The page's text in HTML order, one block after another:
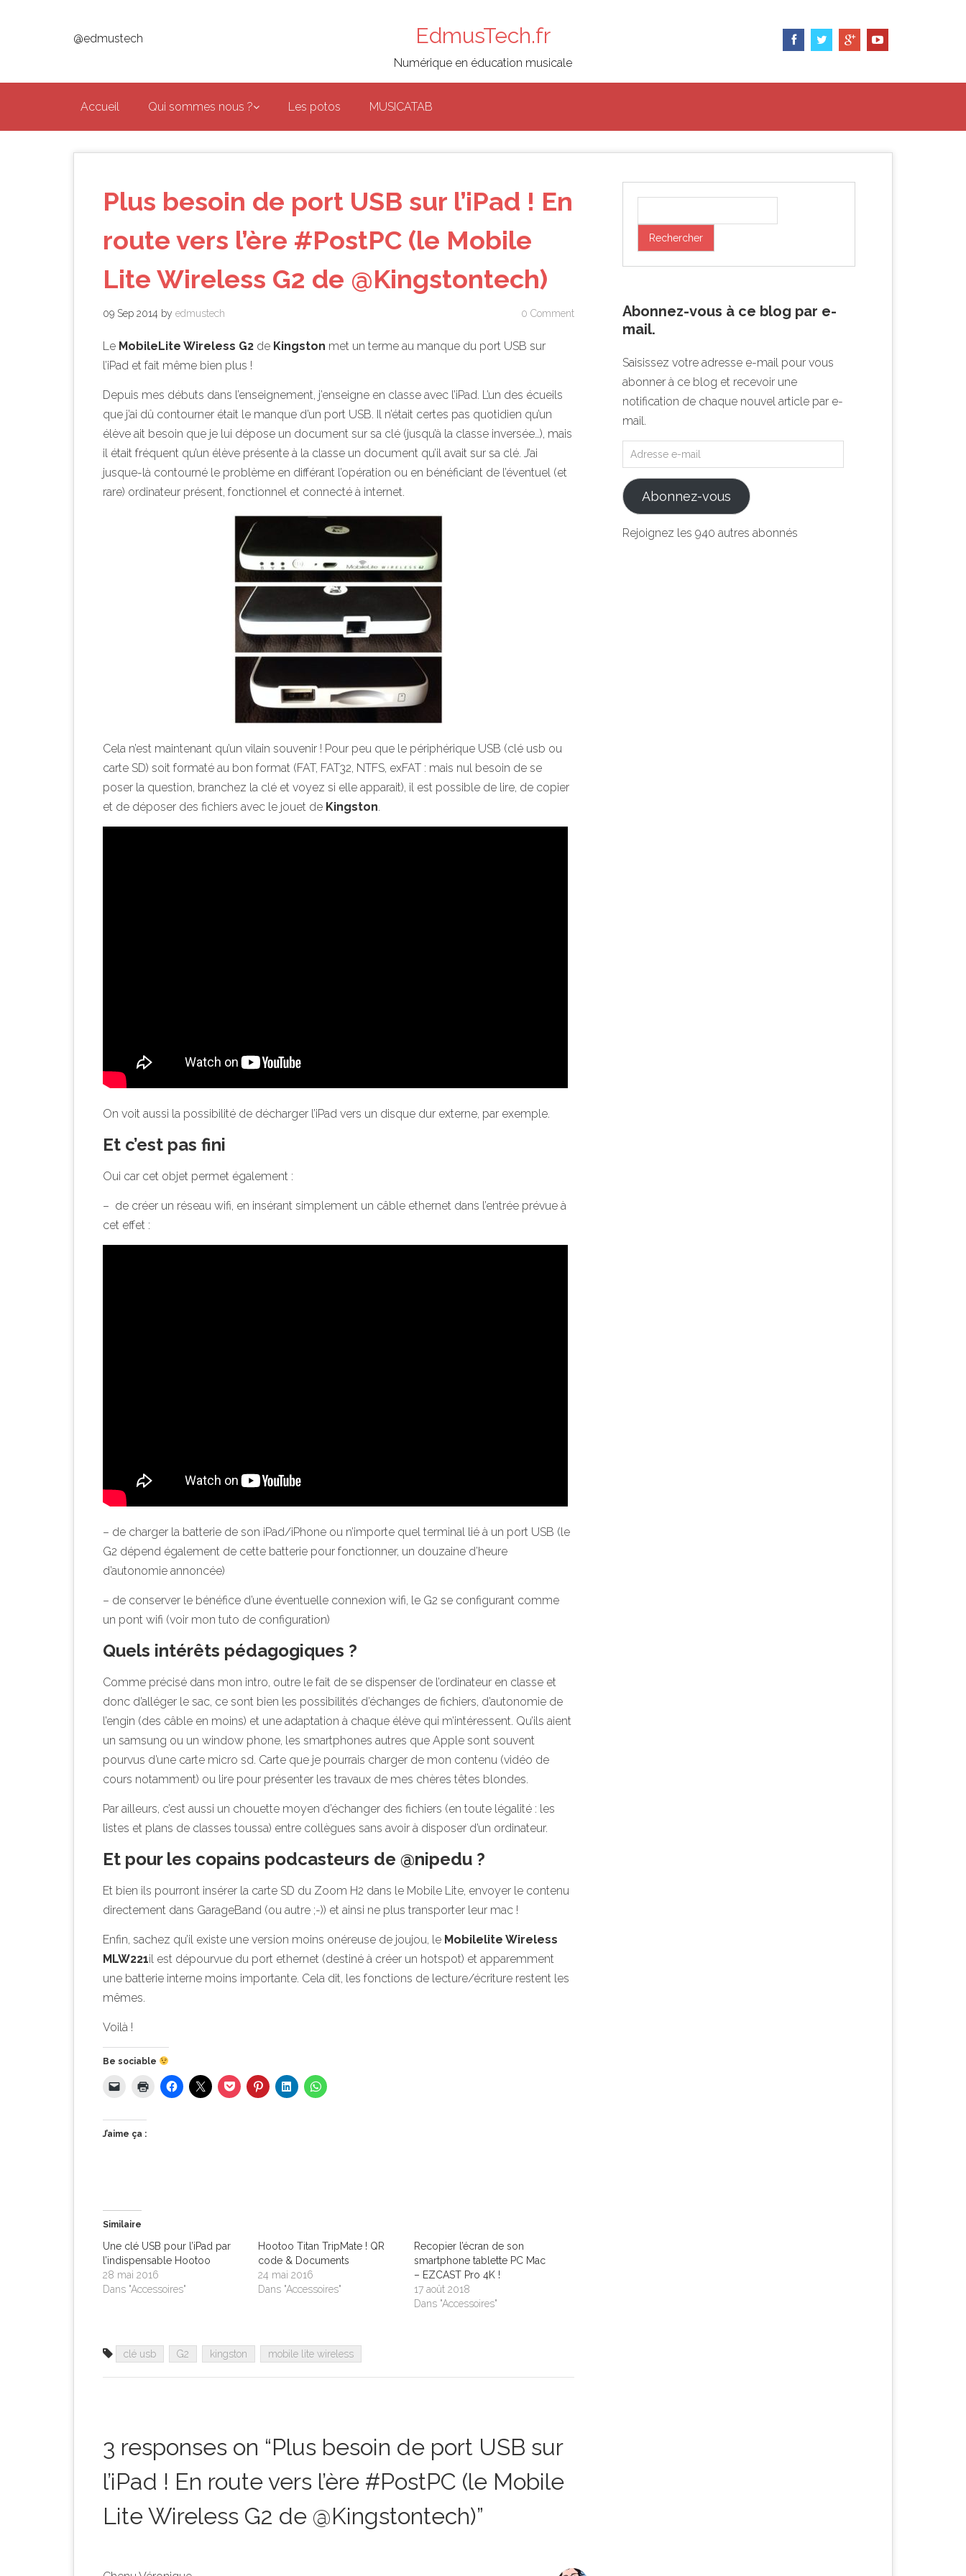
@edmustech EdmusTech.fr
Numérique en éducation musicale
Accueil Qui sommes nous ? Les potos MUSICATAB
Plus besoin de port USB sur l’iPad ! En
route vers l’ère #PostPC (le Mobile
Lite Wireless G2 de @Kingstontech)
09 Sep 2014 by edmustech 0 Comment
Le MobileLite Wireless G2 de Kingston met un terme au manque du port USB sur
l’iPad et fait même bien plus !
Depuis mes débuts dans l’enseignement, j’enseigne en classe avec l’iPad. L’un des écueils
que j’ai dû contourner était le manque d’un port USB. Il n’était certes pas quotidien qu’un
élève ait besoin que je lui dépose un document sur sa clé (jusqu’à la classe inversée…), mais
il était fréquent qu’un élève présente à la classe un document qu’il avait sur sa clé. J’ai
jusque-là contourné le problème en différant l’opération ou en bénéficiant de l’éventuel (et
rare) ordinateur présent, fonctionnel et connecté à internet.
Cela n’est maintenant qu’un vilain souvenir ! Pour peu que le périphérique USB (clé usb ou
carte SD) soit formaté au bon format (FAT, FAT32, NTFS, exFAT : mais nul besoin de se
poser la question, branchez la clé et voyez si elle apparait), il est possible de lire, de copier
et de déposer des fichiers avec le jouet de Kingston.
On voit aussi la possibilité de décharger l’iPad vers un disque dur externe, par exemple.
Et c’est pas fini
Oui car cet objet permet également :
– de créer un réseau wifi, en insérant simplement un câble ethernet dans l’entrée prévue à
cet effet :
– de charger la batterie de son iPad/iPhone ou n’importe quel terminal lié à un port USB (le
G2 dépend également de cette batterie pour fonctionner, un douzaine d’heure
d’autonomie annoncée)
– de conserver le bénéfice d’une éventuelle connexion wifi, le G2 se configurant comme
un pont wifi (voir mon tuto de configuration)
Quels intérêts pédagogiques ?
Comme précisé dans mon intro, outre le fait de se dispenser de l’ordinateur en classe et
donc d’alléger le sac, ce sont bien les possibilités d’échanges de fichiers, d’autonomie de
l’engin (des câble en moins) et une adaptation à chaque élève qui m’intéressent. Qu’ils aient
un samsung ou un window phone, les smartphones autres que Apple sont souvent
pourvus d’une carte micro sd. Carte que je pourrais charger de mon contenu (vidéo de
cours notamment) ou lire pour présenter les travaux de mes chères têtes blondes.
Par ailleurs, c’est aussi un chouette moyen d’échanger des fichiers (en toute légalité : les
listes et plans de classes toussa) entre collègues sans avoir à disposer d’un ordinateur.
Et pour les copains podcasteurs de @nipedu ?
Et bien ils pourront insérer la carte SD du Zoom H2 dans le Mobile Lite, envoyer le contenu
directement dans GarageBand (ou autre ;-)) et ainsi ne plus transporter leur mac !
Enfin, sachez qu’il existe une version moins onéreuse de joujou, le Mobilelite Wireless
MLW221il est dépourvue du port ethernet (destiné à créer un hotspot) et apparemment
une batterie interne moins importante. Cela dit, les fonctions de lecture/écriture restent les
mêmes.
Voilà !
Be sociable
J’aime ça :
Similaire
Une clé USB pour l’iPad par
l’indispensable Hootoo
28 mai 2016
Dans "Accessoires"
Hootoo Titan TripMate ! QR
code & Documents
24 mai 2016
Dans "Accessoires"
Recopier l’écran de son
smartphone tablette PC Mac
– EZCAST Pro 4K !
17 août 2018
Dans "Accessoires"
clé usb G2 kingston mobile lite wireless
3 responses on “Plus besoin de port USB sur
l’iPad ! En route vers l’ère #PostPC (le Mobile
Lite Wireless G2 de @Kingstontech)”
Abonnez-vous à ce blog par e-
mail.
Saisissez votre adresse e-mail pour vous
abonner à ce blog et recevoir une
notification de chaque nouvel article par e-
mail.
Abonnez-vous
Rejoignez les 940 autres abonnés